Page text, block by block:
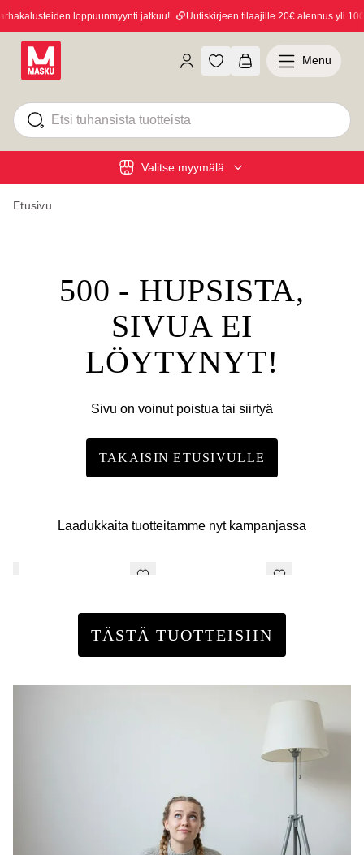
loppuunmyynti jatkuu! Uutiskirjeen tilaajille 20€ alennus yli
Valitse myymälä
Menu
Etusivu
500 - HUPSISTA,
SIVUA EI
LÖYTYNYT!
Sivu on voinut poistua tai siirtyä
TAKAISIN ETUSIVULLE
Laadukkaita tuotteitamme nyt kampanjassa
TÄSTÄ TUOTTEISIIN